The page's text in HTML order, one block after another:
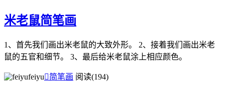
米老鼠简笔画
1、首先我们画出米老鼠的大致外形。 2、接着我们画出米老
鼠的五官和细节。 3、最后给米老鼠涂上相应颜色。
feiyu简笔画 阅读(194)